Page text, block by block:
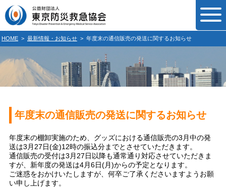
HOME > 最新情報・お知らせ > 年度末の通信販売の発送に関するお知らせ
年度末の通信販売の発送に関するお知らせ
年度末の棚卸実施のため、グッズにおける通信販売の3月中の発
送は3月27日(金)12時の振込分までとさせていただきます。
通信販売の受付は3月27日以降も通常通り対応させていただきま
すが、新年度の発送は4月6日(月)からの予定となります。
ご迷惑をおかけいたしますが、何卒ご了承くださいますようお願
い申し上げます。